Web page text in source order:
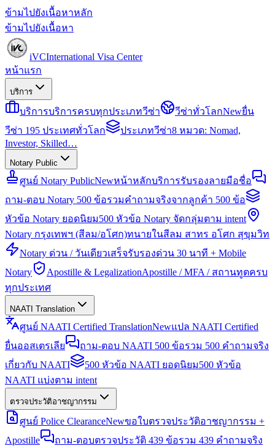
ข้ามไปยังเนื้อหาหลัก
ข้ามไปยังเนื้อหา
iVCInternational Visa Center
หน้าแรก
บริการ
บริการบริการครบทุกประเภทวีซ่า วีซ่าทั่วโลกNewยื่น
วีซ่า 195 ประเทศทั่วโลก
ประเภทวีซ่า8 หมวด: Nomad,
Investor, Skilled…
Notary Public
ศูนย์ Notary PublicNewหน้าหลักบริการรับรองลายมือชื่อ
ถาม-ตอบ Notary 500 ข้อรวมคำถามจริงจากลูกค้า 500 ข้อ
หัวข้อ Notary ยอดนิยม500 หัวข้อ Notary จัดกลุ่มตาม intent
Notary กรุงเทพฯ (สีลม/อโศก)ทนายในสีลม สาทร อโศก สุขุมวิท
Notary ด่วน / วันเดียวเสร็จรับรองด่วน 30 นาที + Mobile
Notary
Apostille & LegalizationApostille / MFA / สถานทูตครบ
ทุกประเทศ
NAATI Translation
ศูนย์ NAATI Certified TranslationNewแปล NAATI Certified
ยื่นออสเตรเลีย
ถาม-ตอบ NAATI 500 ข้อรวม 500 คำถามจริง
เกี่ยวกับ NAATI
500 หัวข้อ NAATI ยอดนิยม500 หัวข้อ
NAATI แบ่งตาม intent
ตรวจประวัติอาชญากรรม
ศูนย์ Police ClearanceNewขอใบตรวจประวัติอาชญากรรม +
Apostille
ถาม-ตอบตรวจประวัติ 439 ข้อรวม 439 คำถามจริง